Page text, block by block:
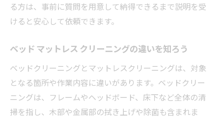
る方は、事前に質問を用意して納得できるまで説明を受
けると安心して依頼できます。
ベッド マットレス クリーニングの違いを知ろう
ベッドクリーニングとマットレスクリーニングは、対象
となる箇所や作業内容に違いがあります。ベッドクリー
ニングは、フレームやヘッドボード、床下など全体の清
掃を指し、木部や金属部の拭き上げや除菌も含まれま